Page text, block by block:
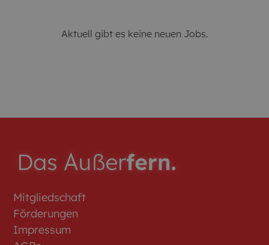
Aktuell gibt es keine neuen Jobs.
Mitgliedschaft
Förderungen
Impressum